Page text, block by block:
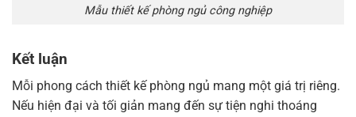
Mẫu thiết kế phòng ngủ công nghiệp
Kết luận
Mỗi phong cách thiết kế phòng ngủ mang một giá trị riêng.
Nếu hiện đại và tối giản mang đến sự tiện nghi thoáng